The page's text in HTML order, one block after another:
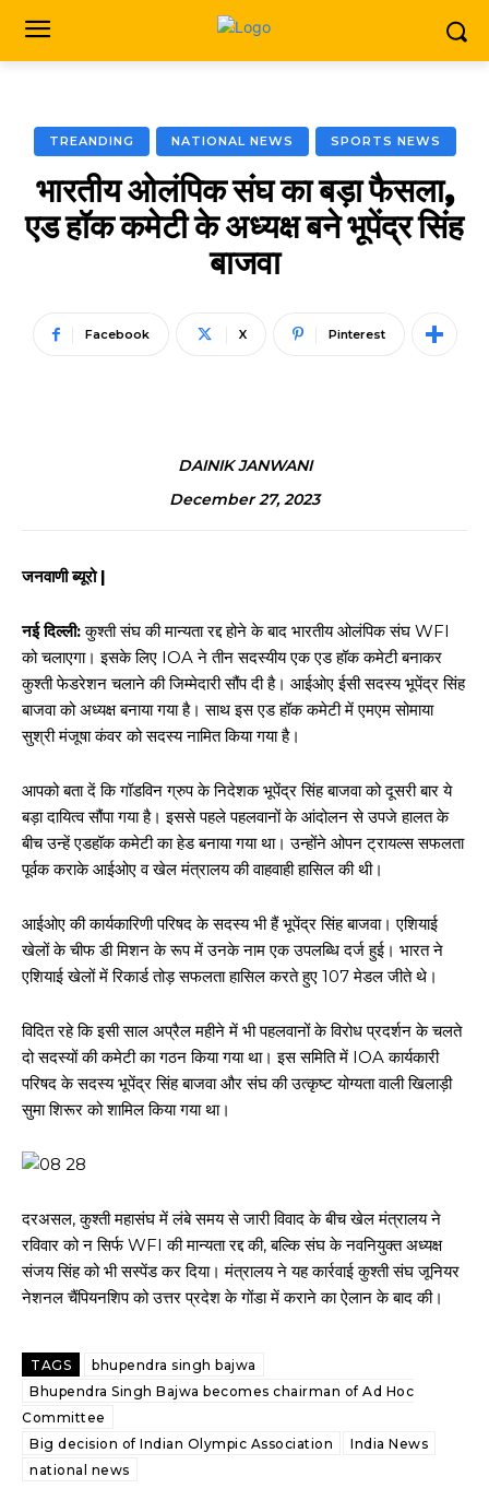
TREANDING NATIONAL NEWS SPORTS NEWS
भारतीय ओलंपिक संघ का बड़ा फैसला,
एड हॉक कमेटी के अध्यक्ष बने भूपेंद्र सिंह
बाजवा
Facebook X Pinterest
DAINIK JANWANI
December 27, 2023
जनवाणी ब्यूरो |
नई दिल्ली:कुश्ती संघ की मान्यता रद्द होने के बाद भारतीय ओलंपिक संघ WFI
को चलाएगा। इसके लिए IOA ने तीन सदस्यीय एक एड हॉक कमेटी बनाकर
कुश्ती फेडरेशन चलाने की जिम्मेदारी सौंप दी है। आईओए ईसी सदस्य भूपेंद्र सिंह
बाजवा को अध्यक्ष बनाया गया है। साथ इस एड हॉक कमेटी में एमएम सोमाया
सुश्री मंजूषा कंवर को सदस्य नामित किया गया है।
आपको बता दें कि गॉडविन ग्रुप के निदेशक भूपेंद्र सिंह बाजवा को दूसरी बार ये
बड़ा दायित्व सौंपा गया है। इससे पहले पहलवानों के आंदोलन से उपजे हालत के
बीच उन्हें एडहॉक कमेटी का हेड बनाया गया था। उन्होंने ओपन ट्रायल्स सफलता
पूर्वक कराके आईओए व खेल मंत्रालय की वाहवाही हासिल की थी।
आईओए की कार्यकारिणी परिषद के सदस्य भी हैं भूपेंद्र सिंह बाजवा। एशियाई
खेलों के चीफ डी मिशन के रूप में उनके नाम एक उपलब्धि दर्ज हुई। भारत ने
एशियाई खेलों में रिकार्ड तोड़ सफलता हासिल करते हुए 107 मेडल जीते थे।
विदित रहे कि इसी साल अप्रैल महीने में भी पहलवानों के विरोध प्रदर्शन के चलते
दो सदस्यों की कमेटी का गठन किया गया था। इस समिति में IOA कार्यकारी
परिषद के सदस्य भूपेंद्र सिंह बाजवा और संघ की उत्कृष्ट योग्यता वाली खिलाड़ी
सुमा शिरूर को शामिल किया गया था।
दरअसल, कुश्ती महासंघ में लंबे समय से जारी विवाद के बीच खेल मंत्रालय ने
रविवार को न सिर्फ WFI की मान्यता रद्द की, बल्कि संघ के नवनियुक्त अध्यक्ष
संजय सिंह को भी सस्पेंड कर दिया। मंत्रालय ने यह कार्रवाई कुश्ती संघ जूनियर
नेशनल चैंपियनशिप को उत्तर प्रदेश के गोंडा में कराने का ऐलान के बाद की।
TAGS
bhupendra singh bajwa
Bhupendra Singh Bajwa becomes chairman of Ad Hoc
Committee
Big decision of Indian Olympic Association
India News
national news